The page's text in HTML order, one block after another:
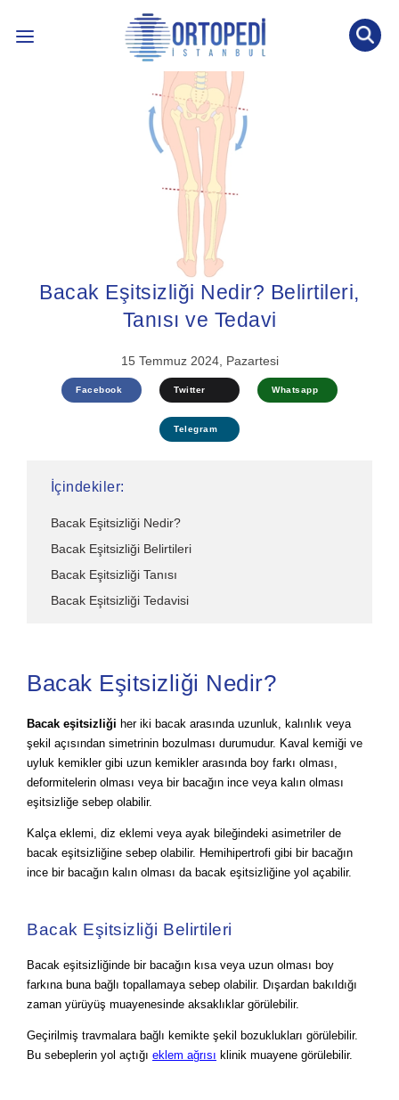
İLETİŞİM: 0536 452 53 77
INTERNATIONAL PATIENT
ÖNE ÇIKAN KONULAR ↓
Bacak Eşitsizliği Nedir? Belirtileri,
Tanısı ve Tedavi
15 Temmuz 2024, Pazartesi
Facebook Twitter Whatsapp
Telegram
İçindekiler:
Bacak Eşitsizliği Nedir?
Bacak Eşitsizliği Belirtileri
Bacak Eşitsizliği Tanısı
Bacak Eşitsizliği Tedavisi
Bacak Eşitsizliği Nedir?
Bacak eşitsizliği her iki bacak arasında uzunluk, kalınlık veya
şekil açısından simetrinin bozulması durumudur. Kaval kemiği ve
uyluk kemikler gibi uzun kemikler arasında boy farkı olması,
deformitelerin olması veya bir bacağın ince veya kalın olması
eşitsizliğe sebep olabilir.
Kalça eklemi, diz eklemi veya ayak bileğindeki asimetriler de
bacak eşitsizliğine sebep olabilir. Hemihipertrofi gibi bir bacağın
ince bir bacağın kalın olması da bacak eşitsizliğine yol açabilir.
Bacak Eşitsizliği Belirtileri
Bacak eşitsizliğinde bir bacağın kısa veya uzun olması boy
farkına buna bağlı topallamaya sebep olabilir. Dışardan bakıldığı
zaman yürüyüş muayenesinde aksaklıklar görülebilir.
Geçirilmiş travmalara bağlı kemikte şekil bozuklukları görülebilir.
Bu sebeplerin yol açtığı eklem ağrısı klinik muayene görülebilir.